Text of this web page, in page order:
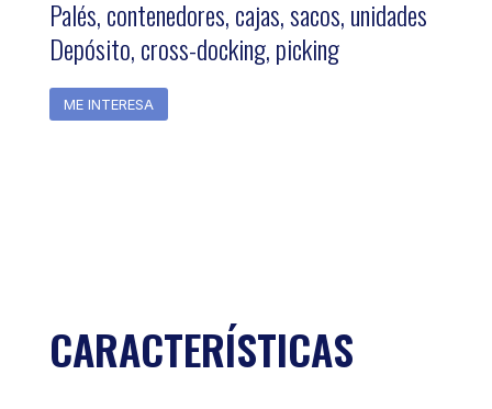
Palés, contenedores, cajas, sacos, unidades
Depósito, cross-docking, picking
ME INTERESA
CARACTERÍSTICAS